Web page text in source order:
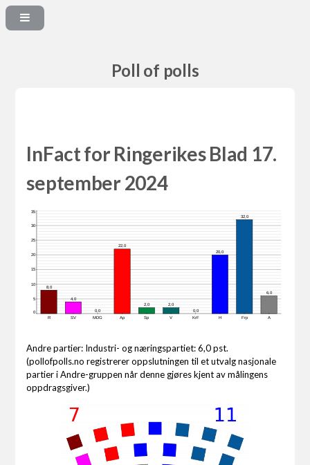
Poll of polls
InFact for Ringerikes Blad 17.
september 2024
8,0
4,0
0,0
22,0
2,0 2,0
0,0
20,0
32,0
6,0
R SV MDG Ap Sp V KrF H Frp A
0
5
10
15
20
25
30
35
Andre partier: Industri- og næringspartiet: 6,0 pst.
(pollofpolls.no registrerer oppslutningen til et utvalg nasjonale
partier i Andre-gruppen når denne gjøres kjent av målingens
oppdragsgiver.)